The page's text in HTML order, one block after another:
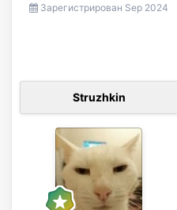
Зарегистрирован Sep 2024
Struzhkin